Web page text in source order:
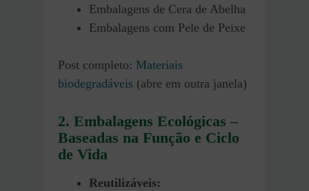
Embalagens de Cera de Abelha
Embalagens com Pele de Peixe
Post completo: Materiais
biodegradáveis (abre em outra janela)
2. Embalagens Ecológicas –
Baseadas na Função e Ciclo
de Vida
Reutilizáveis: